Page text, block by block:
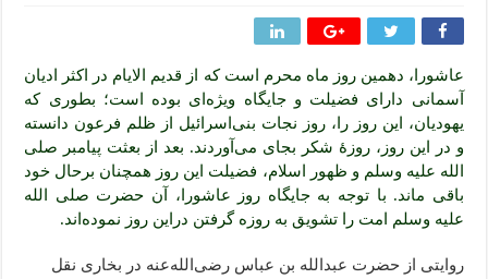
عاشورا، دهمین روز ماه محرم است که از قدیم الایام در اکثر ادیان
آسمانی دارای فضیلت و جایگاه ویژه‌ای بوده است؛ بطوری که
یهودیان، این روز را، روز نجات بنی‌اسرائیل از ظلم فرعون دانسته
و در این روز، روزۀ شکر بجای می‌آوردند. بعد از بعثت پیامبر صلی
الله علیه وسلم و ظهور اسلام، فضیلت این روز همچنان برحال خود
باقی ماند. با توجه به جایگاه روز عاشورا، آن حضرت صلی الله
علیه وسلم امت را تشویق به روزه گرفتن دراین روز نموده‌اند.
روایتی از حضرت عبدالله بن عباس رضی‌الله‌عنه در بخاری نقل